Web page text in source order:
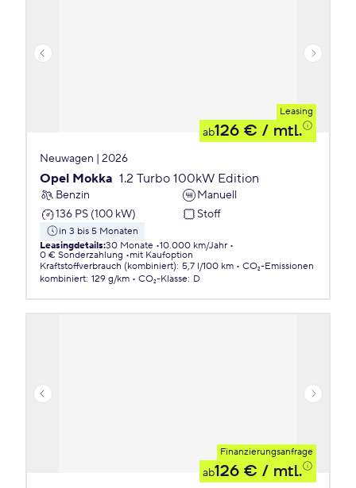
Leasing
ab126 € / mtl.
Neuwagen | 2026
Opel Mokka 1.2 Turbo 100kW Edition
Benzin
Manuell
136 PS (100 kW)
Stoff
in 3 bis 5 Monaten
Leasingdetails:30 Monate 10.000 km/Jahr
0 € Sonderzahlung
mit Kaufoption
Kraftstoffverbrauch (kombiniert): 5,7 l/100 km
CO₂-Emissionen
kombiniert: 129 g/km CO₂-Klasse: D
Finanzierungsanfrage
ab126 € / mtl.